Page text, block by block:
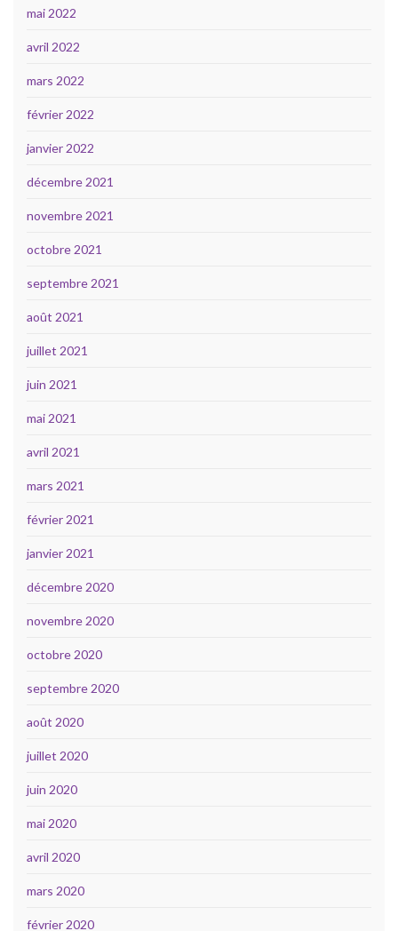
mai 2022
avril 2022
mars 2022
février 2022
janvier 2022
décembre 2021
novembre 2021
octobre 2021
septembre 2021
août 2021
juillet 2021
juin 2021
mai 2021
avril 2021
mars 2021
février 2021
janvier 2021
décembre 2020
novembre 2020
octobre 2020
septembre 2020
août 2020
juillet 2020
juin 2020
mai 2020
avril 2020
mars 2020
février 2020